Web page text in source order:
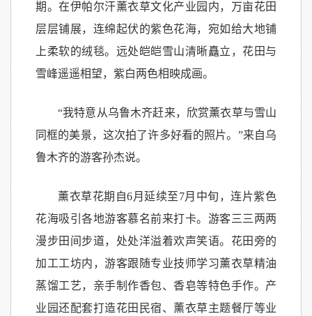
期。在伊帕尔汗薰衣草文化产业园内，万亩花田
层层铺展，连绵起伏的紫色花海，宛如给大地铺
上柔软的绒毯。远处皑皑雪山清晰矗立，花田与
雪峰遥遥相望，紫白两色相映成画。
“我特意从乌鲁木齐赶来，欣赏薰衣草与雪山
同框的美景，这次拍了许多好看的照片。”来自乌
鲁木齐的游客孙杰说。
薰衣草花期自6月延续至7月中旬，连片紫色
花海吸引各地游客慕名前来打卡。游客三三两两
漫步田间步道，处处洋溢着欢声笑语。花田旁的
加工工坊内，游客跟随专业技师学习薰衣草精油
蒸馏工艺，亲手制作香包、香皂等特色手作。产
业园还配套打造花田民宿、薰衣草主题餐厅等业